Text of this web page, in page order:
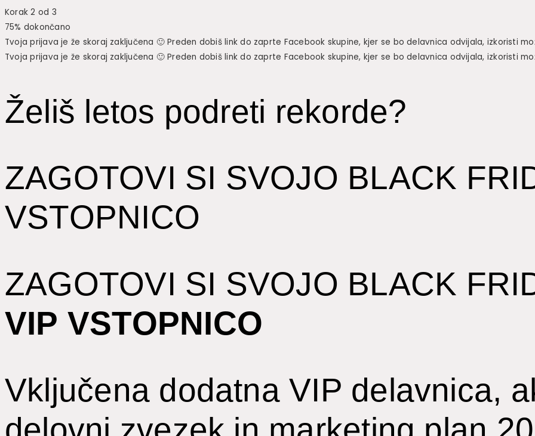
Korak 2 od 3
75% dokončano
Tvoja prijava je že skoraj zaključena 🙂 Preden dobiš link do zaprte Facebook skupine, kjer se bo delavnica odvijala, izkoristi
Tvoja prijava je že skoraj zaključena 🙂 Preden dobiš link do zaprte Facebook skupine, kjer se bo delavnica odvijala, izkoristi
Želiš letos podreti rekorde?
ZAGOTOVI SI SVOJO BLACK
VSTOPNICO
ZAGOTOVI SI SVOJO BLACK
VIP VSTOPNICO
Vključena dodatna VIP delavnica,